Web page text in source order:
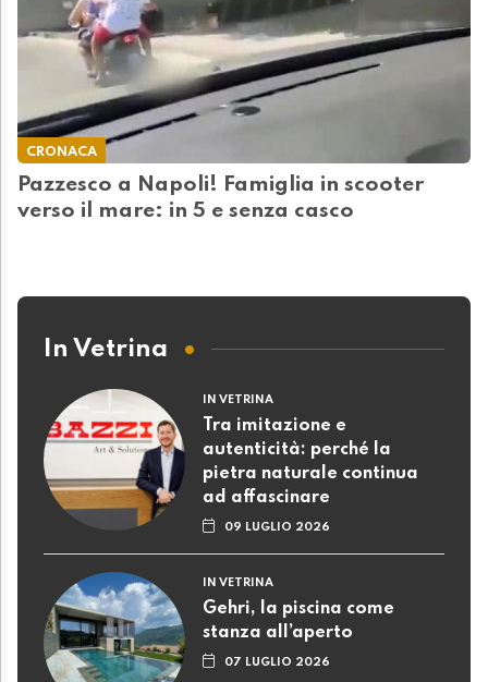
CRONACA
Pazzesco a Napoli! Famiglia in scooter
verso il mare: in 5 e senza casco
In Vetrina
IN VETRINA
Tra imitazione e
autenticità: perché la
pietra naturale continua
ad affascinare
09 LUGLIO 2026
IN VETRINA
Gehri, la piscina come
stanza all’aperto
07 LUGLIO 2026